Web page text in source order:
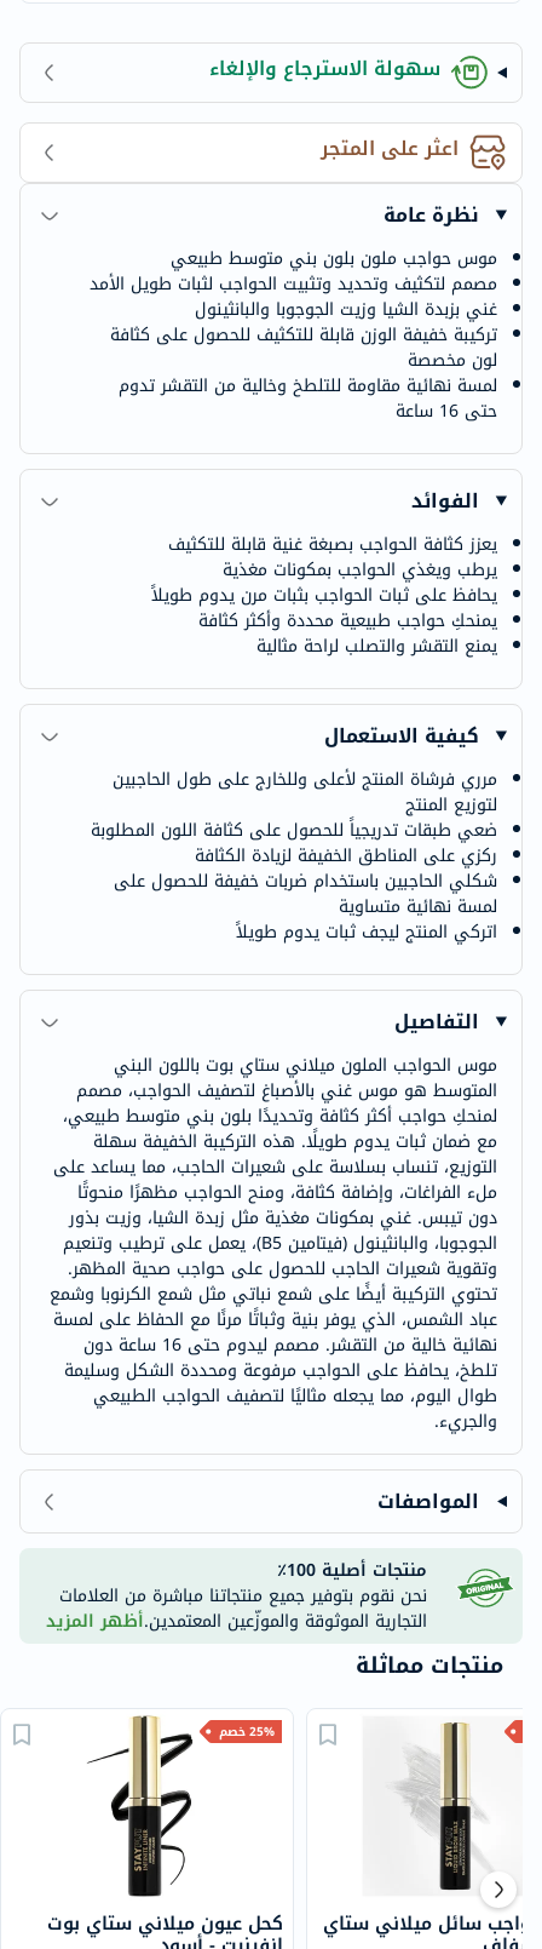
سهولة الاسترجاع والإلغاء
اعثر على المتجر
نظرة عامة
موس حواجب ملون بلون بني متوسط ​​طبيعي
مصمم لتكثيف وتحديد وتثبيت الحواجب لثبات طويل الأمد
غني بزبدة الشيا وزيت الجوجوبا والبانثينول
تركيبة خفيفة الوزن قابلة للتكثيف للحصول على كثافة
لون مخصصة
لمسة نهائية مقاومة للتلطخ وخالية من التقشر تدوم
حتى 16 ساعة
الفوائد
يعزز كثافة الحواجب بصبغة غنية قابلة للتكثيف
يرطب ويغذي الحواجب بمكونات مغذية
يحافظ على ثبات الحواجب بثبات مرن يدوم طويلاً
يمنحكِ حواجب طبيعية محددة وأكثر كثافة
يمنع التقشر والتصلب لراحة مثالية
كيفية الاستعمال
مرري فرشاة المنتج لأعلى وللخارج على طول الحاجبين
لتوزيع المنتج
ضعي طبقات تدريجياً للحصول على كثافة اللون المطلوبة
ركزي على المناطق الخفيفة لزيادة الكثافة
شكلي الحاجبين باستخدام ضربات خفيفة للحصول على
لمسة نهائية متساوية
اتركي المنتج ليجف ثبات يدوم طويلاً
التفاصيل
موس الحواجب الملون ميلاني ستاي بوت باللون البني
المتوسط ​​هو موس غني بالأصباغ لتصفيف الحواجب، مصمم
لمنحكِ حواجب أكثر كثافة وتحديدًا بلون بني متوسط ​​طبيعي،
مع ضمان ثبات يدوم طويلًا. هذه التركيبة الخفيفة سهلة
التوزيع، تنساب بسلاسة على شعيرات الحاجب، مما يساعد على
ملء الفراغات، وإضافة كثافة، ومنح الحواجب مظهرًا منحوتًا
دون تيبس. غني بمكونات مغذية مثل زبدة الشيا، وزيت بذور
الجوجوبا، والبانثينول (فيتامين B5)، يعمل على ترطيب وتنعيم
وتقوية شعيرات الحاجب للحصول على حواجب صحية المظهر.
تحتوي التركيبة أيضًا على شمع نباتي مثل شمع الكرنوبا وشمع
عباد الشمس، الذي يوفر بنية وثباتًا مرنًا مع الحفاظ على لمسة
نهائية خالية من التقشر. مصمم ليدوم حتى 16 ساعة دون
تلطخ، يحافظ على الحواجب مرفوعة ومحددة الشكل وسليمة
طوال اليوم، مما يجعله مثاليًا لتصفيف الحواجب الطبيعي
والجريء.
المواصفات
منتجات أصلية 100٪
نحن نقوم بتوفير جميع منتجاتنا مباشرة من العلامات
التجارية الموثوقة والموزّعين المعتمدين.أظهر المزيد
منتجات مماثلة
25% خصم
كحل عيون ميلاني ستاي بوت سائل ميلاني ستاي